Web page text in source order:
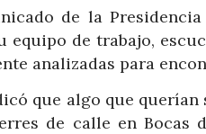
de la
equipo de trabajo,
analizadas para
que algo que
de calle en Bocas